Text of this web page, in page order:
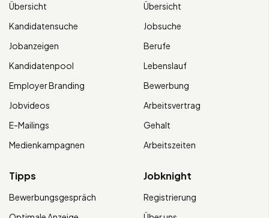
Übersicht
Kandidatensuche
Jobanzeigen
Kandidatenpool
Employer Branding
Jobvideos
E-Mailings
Medienkampagnen
Übersicht
Jobsuche
Berufe
Lebenslauf
Bewerbung
Arbeitsvertrag
Gehalt
Arbeitszeiten
Tipps
Bewerbungsgespräch
Jobknight
Registrierung